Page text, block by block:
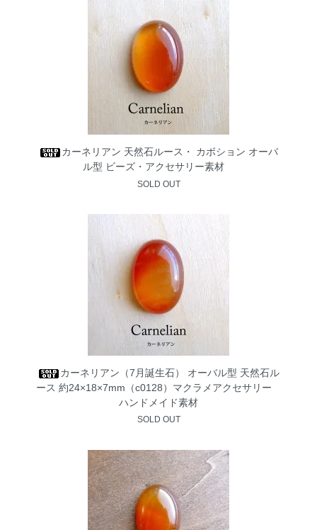
カーネリアン 天然石ルース・ カボション オーバ
ル型 ビーズ・アクセサリー素材
SOLD OUT
カーネリアン（7月誕生石） オーバル型 天然石ル
ース 約24×18×7mm（c0128）マクラメアクセサリー
ハンドメイド素材
SOLD OUT